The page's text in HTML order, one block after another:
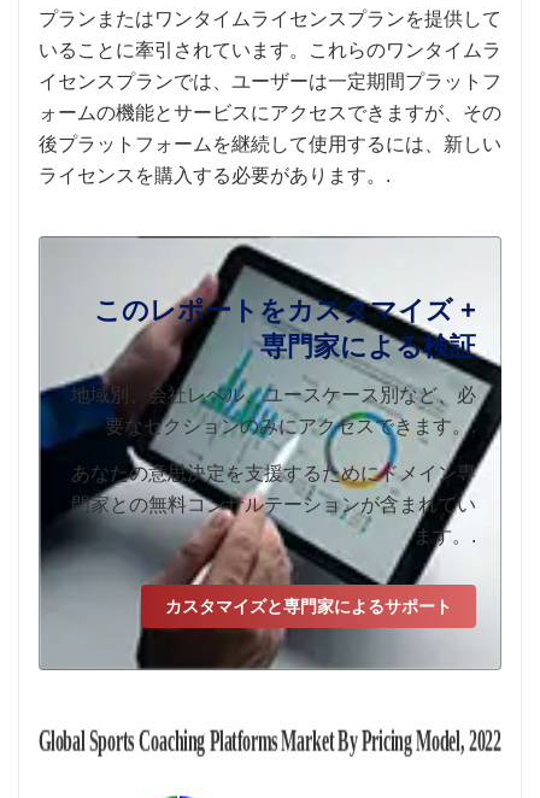
プランまたはワンタイムライセンスプランを提供して
いることに牽引されています。これらのワンタイムラ
イセンスプランでは、ユーザーは一定期間プラットフ
ォームの機能とサービスにアクセスできますが、その
後プラットフォームを継続して使用するには、新しい
ライセンスを購入する必要があります。.
このレポートをカスタマイズ +
専門家による検証
地域別、会社レベル、ユースケース別など、必
要なセクションのみにアクセスできます。.
あなたの意思決定を支援するためにドメイン専
門家との無料コンサルテーションが含まれてい
ます。.
カスタマイズと専門家によるサポート